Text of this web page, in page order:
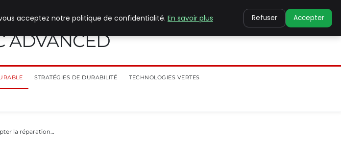
ADVANCED
STRATÉGIES DE DURABILITÉ TECHNOLOGIES VERTES
la réparation…
acceptez notre politique de confidentialité. En savoir plus Refuser Accepter